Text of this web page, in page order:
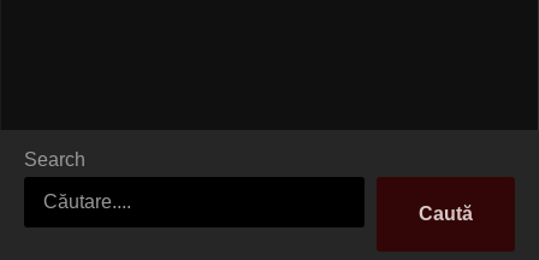
Search
Caută